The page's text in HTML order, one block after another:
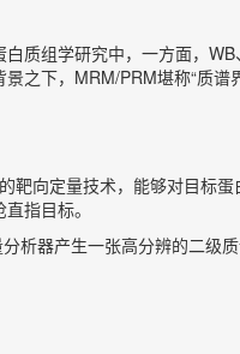
组学研究中，一方面，
下，MRM/PRM堪称“质谱
向定量技术，能够对目标
指目标。
器产生一张高分辨的二级